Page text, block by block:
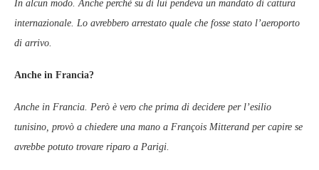
In alcun modo. Anche perché su di lui pendeva un mandato di cattura
internazionale. Lo avrebbero arrestato quale che fosse stato l’aeroporto
di arrivo.
Anche in Francia?
Anche in Francia. Però è vero che prima di decidere per l’esilio
tunisino, provò a chiedere una mano a François Mitterand per capire se
avrebbe potuto trovare riparo a Parigi.